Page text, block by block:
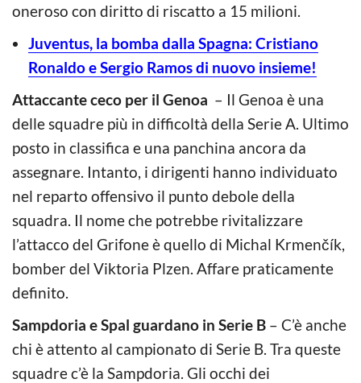
oneroso con diritto di riscatto a 15 milioni.
Juventus, la bomba dalla Spagna: Cristiano
Ronaldo e Sergio Ramos di nuovo insieme!
Attaccante ceco per il Genoa – Il Genoa è una
delle squadre più in difficoltà della Serie A. Ultimo
posto in classifica e una panchina ancora da
assegnare. Intanto, i dirigenti hanno individuato
nel reparto offensivo il punto debole della
squadra. Il nome che potrebbe rivitalizzare
l’attacco del Grifone è quello di Michal Krmenčík,
bomber del Viktoria Plzen. Affare praticamente
definito.
Sampdoria e Spal guardano in Serie B – C’è anche
chi è attento al campionato di Serie B. Tra queste
squadre c’è la Sampdoria. Gli occhi dei